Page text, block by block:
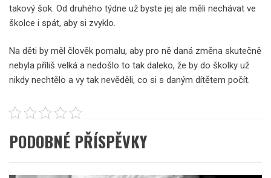
takový šok. Od druhého týdne už byste jej ale měli nechávat ve
školce i spát, aby si zvyklo.
Na děti by měl člověk pomalu, aby pro ně daná změna skutečně
nebyla příliš velká a nedošlo to tak daleko, že by do školky už
nikdy nechtělo a vy tak nevěděli, co si s daným dítětem počít.
PODOBNÉ PŘÍSPĚVKY